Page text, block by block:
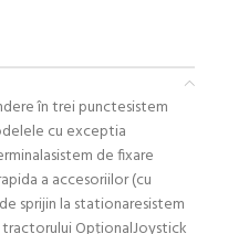
în trei punctesistem
cu exceptia
de fixare
a accesoriilor (cu
sprijin la stationaresistem